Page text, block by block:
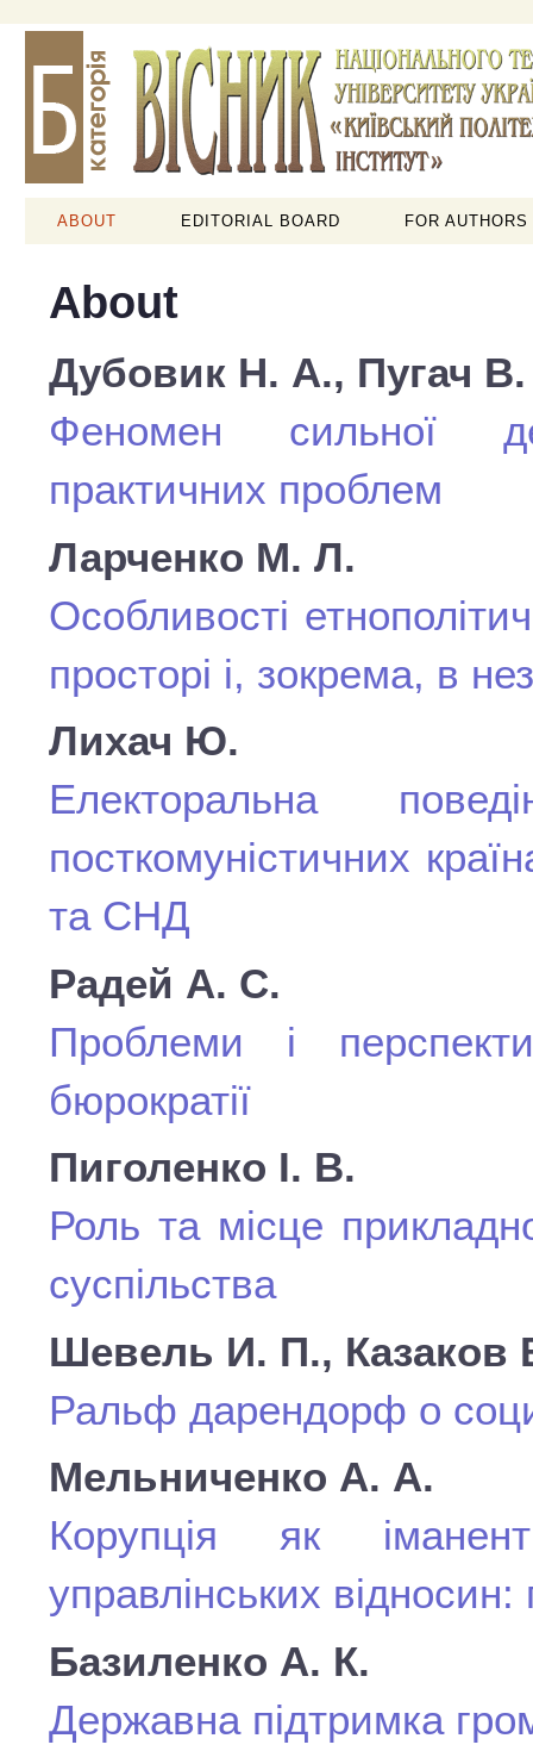
ABOUT EDITORIAL BOARD FOR AUTHORS
About
Дубовик Н. А., Пугач В.
Феномен сильної
практичних проблем
Ларченко М. Л.
Особливості
просторі і, зокрема, в
Лихач Ю.
Електоральна
посткомуністичних
та СНД
Радей А. С.
Проблеми і
бюрократії
Пиголенко І. В.
Роль та місце
суспільства
Шевель И. П., Казаков
Ральф дарендорф о
Мельниченко А. А.
Корупція як
управлінських
Базиленко А. К.
Державна підтримка